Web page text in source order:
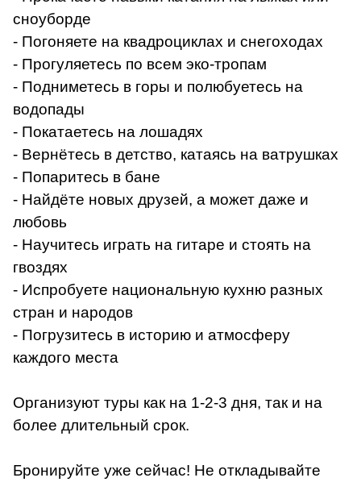
сноуборде
- Погоняете на квадроциклах и снегоходах
- Прогуляетесь по всем эко-тропам
- Подниметесь в горы и полюбуетесь на
водопады
- Покатаетесь на лошадях
- Вернётесь в детство, катаясь на ватрушках
- Попаритесь в бане
- Найдёте новых друзей, а может даже и
любовь
- Научитесь играть на гитаре и стоять на
гвоздях
- Испробуете национальную кухню разных
стран и народов
- Погрузитесь в историю и атмосферу
каждого места
Организуют туры как на 1-2-3 дня, так и на
более длительный срок.
Бронируйте уже сейчас! Не откладывайте